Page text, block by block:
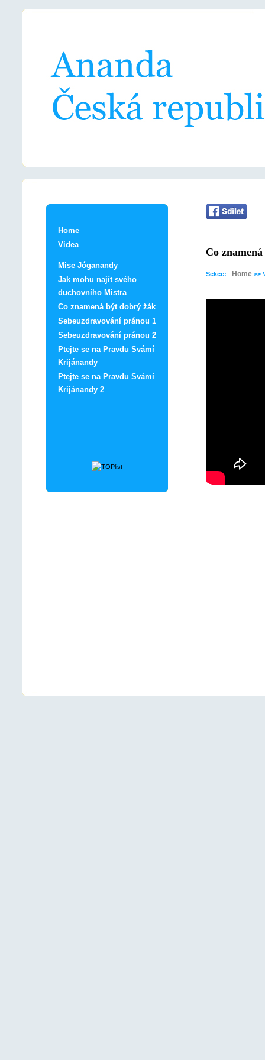
Home
Videa
Mise Jóganandy
Jak mohu najít svého
duchovního Mistra
Co znamená být dobrý žák
Sebeuzdravování pránou 1
Sebeuzdravování pránou 2
Ptejte se na Pravdu Svámí
Krijánandy
Ptejte se na Pravdu Svámí
Krijánandy 2
Co
Sekce: Home >>